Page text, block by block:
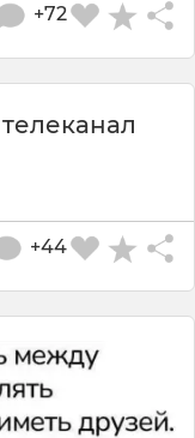
+72
+44